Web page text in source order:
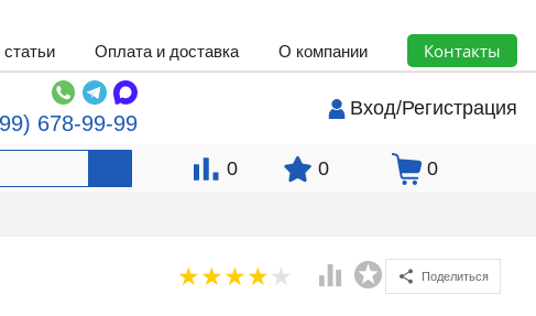
Оплата и доставка О компании Контакты
678-99-99
Вход/Регистрация
0 0 0
Поделиться